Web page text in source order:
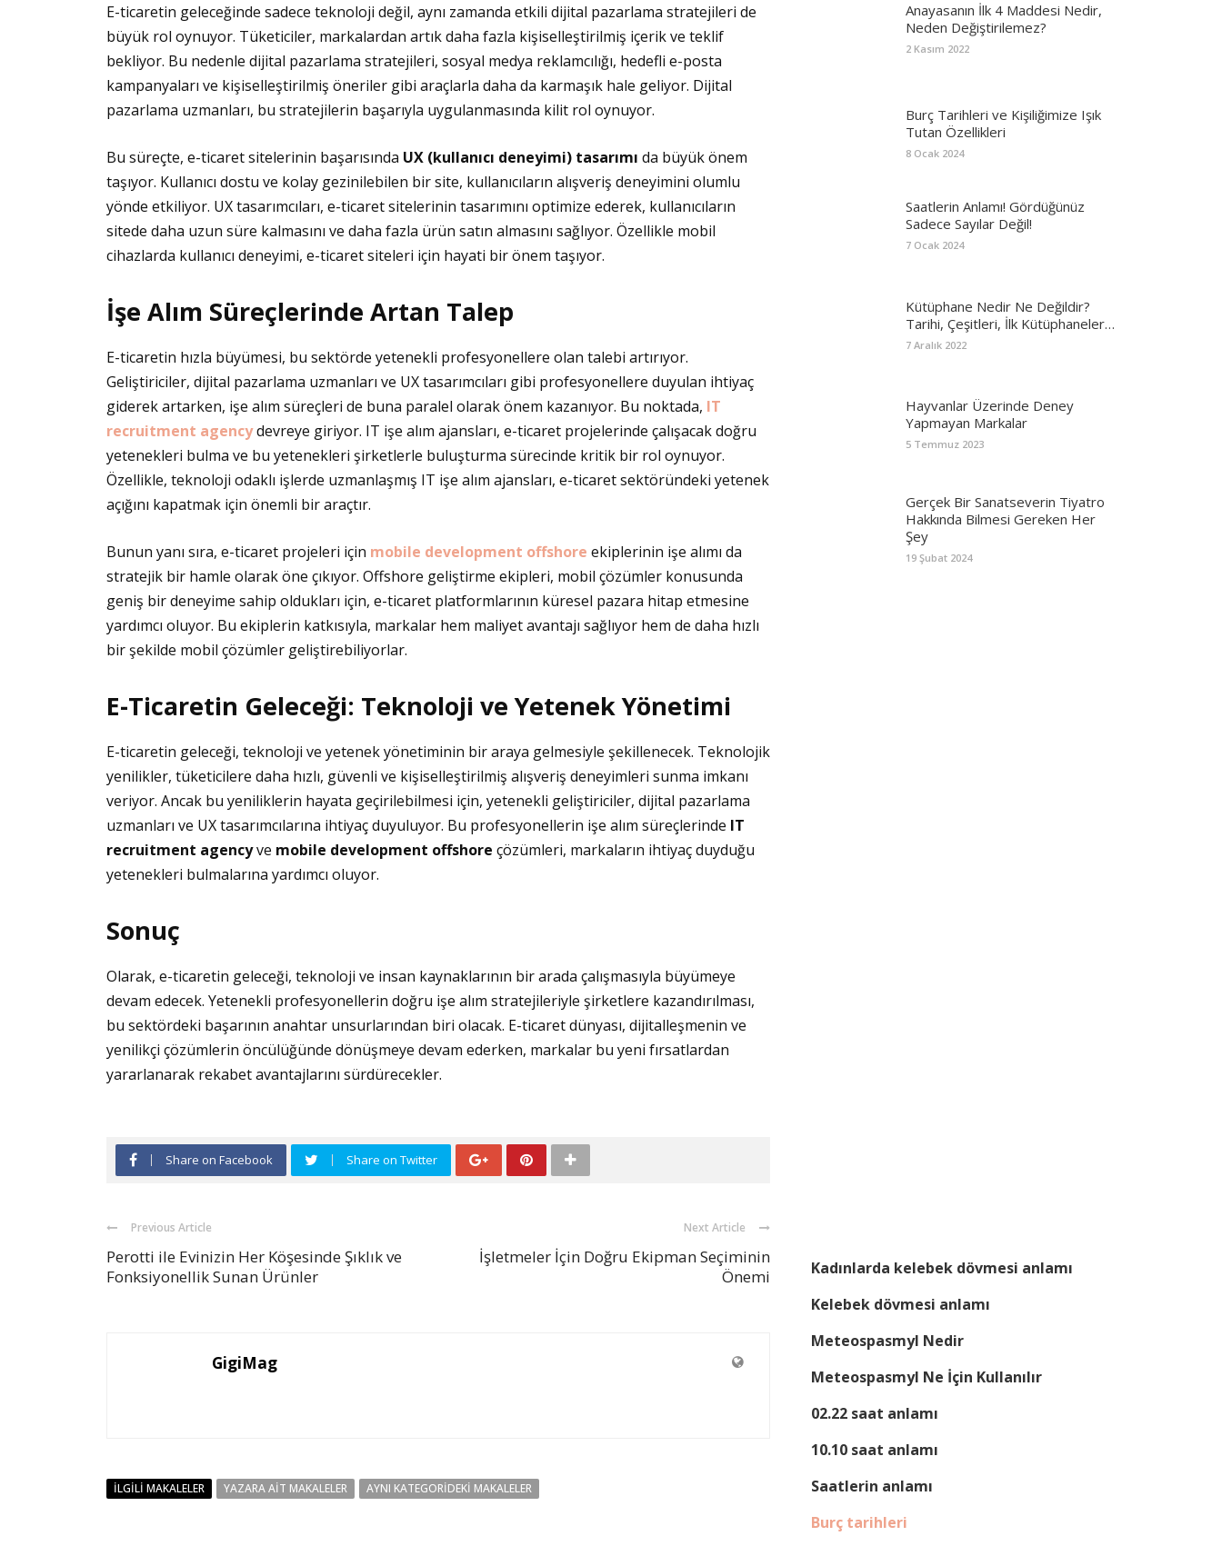
E-ticaretin geleceğinde sadece teknoloji değil, aynı zamanda etkili dijital pazarlama stratejileri de
büyük rol oynuyor. Tüketiciler, markalardan artık daha fazla kişiselleştirilmiş içerik ve teklif
bekliyor. Bu nedenle dijital pazarlama stratejileri, sosyal medya reklamcılığı, hedefli e-posta
kampanyaları ve kişiselleştirilmiş öneriler gibi araçlarla daha da karmaşık hale geliyor. Dijital
pazarlama uzmanları, bu stratejilerin başarıyla uygulanmasında kilit rol oynuyor.
Bu süreçte, e-ticaret sitelerinin başarısında UX (kullanıcı deneyimi) tasarımı da büyük önem
taşıyor. Kullanıcı dostu ve kolay gezinilebilen bir site, kullanıcıların alışveriş deneyimini olumlu
yönde etkiliyor. UX tasarımcıları, e-ticaret sitelerinin tasarımını optimize ederek, kullanıcıların
sitede daha uzun süre kalmasını ve daha fazla ürün satın almasını sağlıyor. Özellikle mobil
cihazlarda kullanıcı deneyimi, e-ticaret siteleri için hayati bir önem taşıyor.
İşe Alım Süreçlerinde Artan Talep
E-ticaretin hızla büyümesi, bu sektörde yetenekli profesyonellere olan talebi artırıyor.
Geliştiriciler, dijital pazarlama uzmanları ve UX tasarımcıları gibi profesyonellere duyulan ihtiyaç
giderek artarken, işe alım süreçleri de buna paralel olarak önem kazanıyor. Bu noktada, IT
recruitment agencydevreye giriyor. IT işe alım ajansları, e-ticaret projelerinde çalışacak doğru
yetenekleri bulma ve bu yetenekleri şirketlerle buluşturma sürecinde kritik bir rol oynuyor.
Özellikle, teknoloji odaklı işlerde uzmanlaşmış IT işe alım ajansları, e-ticaret sektöründeki yetenek
açığını kapatmak için önemli bir araçtır.
Bunun yanı sıra, e-ticaret projeleri için mobile development offshore ekiplerinin işe alımı da
stratejik bir hamle olarak öne çıkıyor. Offshore geliştirme ekipleri, mobil çözümler konusunda
geniş bir deneyime sahip oldukları için, e-ticaret platformlarının küresel pazara hitap etmesine
yardımcı oluyor. Bu ekiplerin katkısıyla, markalar hem maliyet avantajı sağlıyor hem de daha hızlı
bir şekilde mobil çözümler geliştirebiliyorlar.
E-Ticaretin Geleceği: Teknoloji ve Yetenek Yönetimi
E-ticaretin geleceği, teknoloji ve yetenek yönetiminin bir araya gelmesiyle şekillenecek. Teknolojik
yenilikler, tüketicilere daha hızlı, güvenli ve kişiselleştirilmiş alışveriş deneyimleri sunma imkanı
veriyor. Ancak bu yeniliklerin hayata geçirilebilmesi için, yetenekli geliştiriciler, dijital pazarlama
uzmanları ve UX tasarımcılarına ihtiyaç duyuluyor. Bu profesyonellerin işe alım süreçlerinde IT
recruitment agencyve mobile development offshore çözümleri, markaların ihtiyaç duyduğu
yetenekleri bulmalarına yardımcı oluyor.
Sonuç
Olarak, e-ticaretin geleceği, teknoloji ve insan kaynaklarının bir arada çalışmasıyla büyümeye
devam edecek. Yetenekli profesyonellerin doğru işe alım stratejileriyle şirketlere kazandırılması,
bu sektördeki başarının anahtar unsurlarından biri olacak. E-ticaret dünyası, dijitalleşmenin ve
yenilikçi çözümlerin öncülüğünde dönüşmeye devam ederken, markalar bu yeni fırsatlardan
yararlanarak rekabet avantajlarını sürdürecekler.
Share on Facebook Share on Twitter
Previous Article
Perotti ile Evinizin Her Köşesinde Şıklık ve
Fonksiyonellik Sunan Ürünler
Next Article
İşletmeler İçin Doğru Ekipman Seçiminin
Önemi
GigiMag
İLGILI MAKALELER YAZARA AIT MAKALELER AYNI KATEGORIDEKI MAKALELER
Anayasanın İlk 4 Maddesi Nedir,
Neden Değiştirilemez?
2 Kasım 2022
Burç Tarihleri ve Kişiliğimize Işık
Tutan Özellikleri
8 Ocak 2024
Saatlerin Anlamı! Gördüğünüz
Sadece Sayılar Değil!
7 Ocak 2024
Kütüphane Nedir Ne Değildir?
Tarihi, Çeşitleri, İlk Kütüphaneler…
7 Aralık 2022
Hayvanlar Üzerinde Deney
Yapmayan Markalar
5 Temmuz 2023
Gerçek Bir Sanatseverin Tiyatro
Hakkında Bilmesi Gereken Her
Şey
19 Şubat 2024
Kadınlarda kelebek dövmesi anlamı
Kelebek dövmesi anlamı
Meteospasmyl Nedir
Meteospasmyl Ne İçin Kullanılır
02.22 saat anlamı
10.10 saat anlamı
Saatlerin anlamı
Burç tarihleri